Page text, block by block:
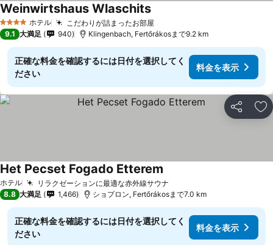
4 ホテルのランク
ホテル こだわりが詰まったお部屋料金を表示
Weinwirtshaus Wlaschits料金を表示
9.1 大満足 940 Klingenbach, Fertőrákosまで9.2 km
正確な料金を確認するには日付を選択してく
ださい
料金を表示
シェア お
ホテル リラクゼーションに最適な赤外線サウナ
Het Pecset Fogado Etterem
8.8 大満足 1,466 ショプロン, Fertőrákosまで7.0 km
正確な料金を確認するには日付を選択してく
ださい
料金を表示